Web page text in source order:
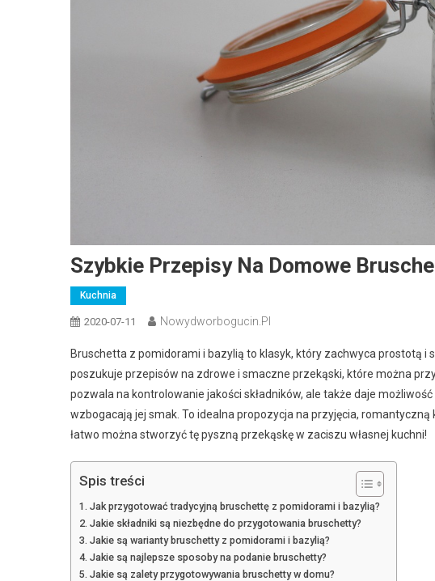
Szybkie Przepisy Na Domowe
Kuchnia
2020-07-11 Nowydworbogucin.pl
Bruschetta z pomidorami i bazylią to klasyk, który zachwyca prostotą i
poszukuje przepisów na zdrowe i smaczne przekąski, które można
pozwala na kontrolowanie jakości składników, ale także daje
wzbogacają jej smak. To idealna propozycja na przyjęcia, romantyczną
łatwo można stworzyć tę pyszną przekąskę w zaciszu własnej kuchni!
Spis treści
Jak przygotować tradycyjną bruschettę z pomidorami i bazylią?
Jakie składniki są niezbędne do przygotowania bruschetty?
Jakie są warianty bruschetty z pomidorami i bazylią?
Jakie są najlepsze sposoby na podanie bruschetty?
Jakie są zalety przygotowywania bruschetty w domu?